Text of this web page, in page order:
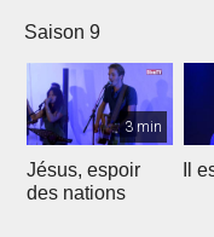
Saison 9
3 min
Jésus, espoir
des nations
Il